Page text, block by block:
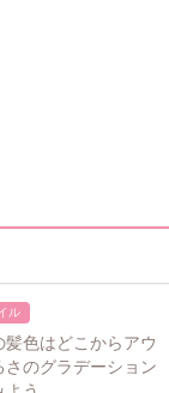
ル
髪色はどこからアウ
さのグラデーション